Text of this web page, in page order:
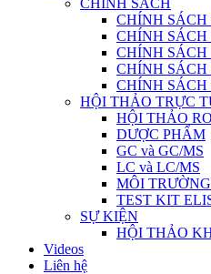
CHÍNH SÁCH
CHÍNH
CHÍNH
CHÍNH
CHÍNH
CHÍNH
HỘI THẢO TRỰC
HỘI THẢO
DƯỢC PHẨM
GC và GC/MS
LC và LC/MS
MÔI TRƯỜNG
TEST KIT
SỰ KIỆN
HỘI THẢO
Videos
Liên hệ